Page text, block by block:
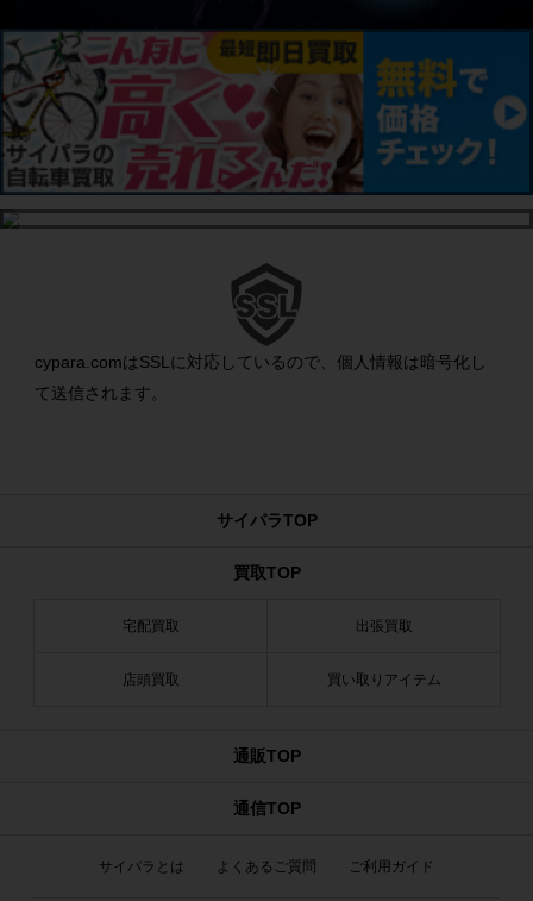
cypara.comはSSLに対応しているので、個人情報は暗号化し
て送信されます。
サイパラTOP
買取TOP
宅配買取 出張買取
店頭買取 買い取りアイテム
通販TOP
通信TOP
サイパラとは よくあるご質問 ご利用ガイド